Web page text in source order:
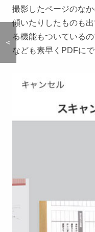
＜
撮影したページのな
傾いたりしたものも
る機能もついている
なども素早くPDFにで
＜